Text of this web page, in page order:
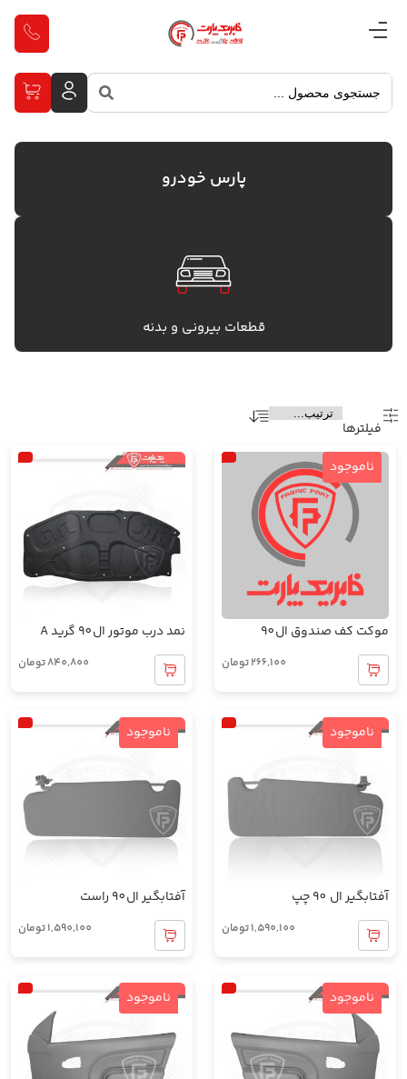
پارس خودرو
قطعات بیرونی و بدنه
فیلتر‌ها
ناموجود
موکت کف صندوق ال90
266,100تومان
نمد درب موتور ال90 گرید A
840,800تومان
ناموجود
آفتابگیر ال 90 چپ
1,590,100تومان
ناموجود
آفتابگیر ال90 راست
1,590,100تومان
ناموجود ناموجود